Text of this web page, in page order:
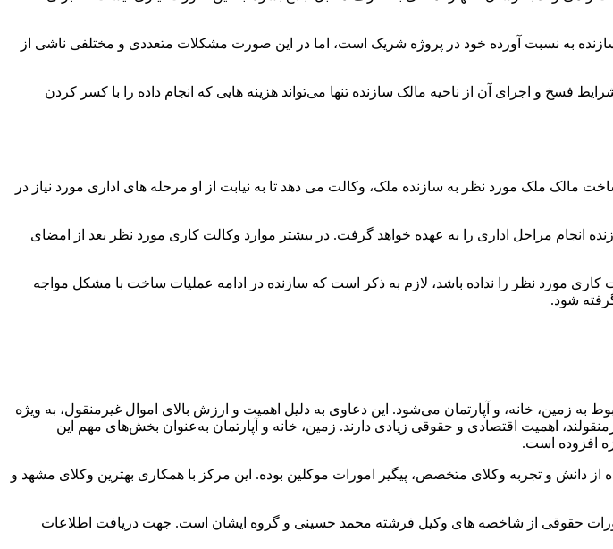
به نسبت آورده خود در پروژه شریک است، اما در این صورت مشکلات متعددی و مختلفی ناشی از
فسخ و اجرای آن از ناحیه مالک سازنده تنها می‌‌تواند هزینه‌ هایی که انجام داده را با کسر کردن
ملک مورد نظر به سازنده ملک، وكالت می دهد تا به نيابت از او مرحله های اداری مورد نياز در
انجام مراحل اداری را به عهده خواهد گرفت. در بیشتر موارد وكالت كاری مورد نظر بعد از امضای
كاری مورد نظر را نداده باشد، لازم به ذکر است که سازنده در ادامه عمليات ساخت با مشكل مواجه
شود.
زمین، خانه، و آپارتمان می‌شود. این دعاوی به دلیل اهمیت و ارزش بالای اموال غیرمنقول، به ویژه
اهمیت اقتصادی و حقوقی زیادی دارند. زمین، خانه و آپارتمان به‌عنوان بخش‌های مهم این
افزوده است.
دانش و تجربه وکلای متخصص، پیگیر امورات موکلین بوده. این مرکز با همکاری بهترین وکلای مشهد و
حقوقی از شاخصه های وکیل فرشته محمد حسینی و گروه ایشان است. جهت دریافت اطلاعات